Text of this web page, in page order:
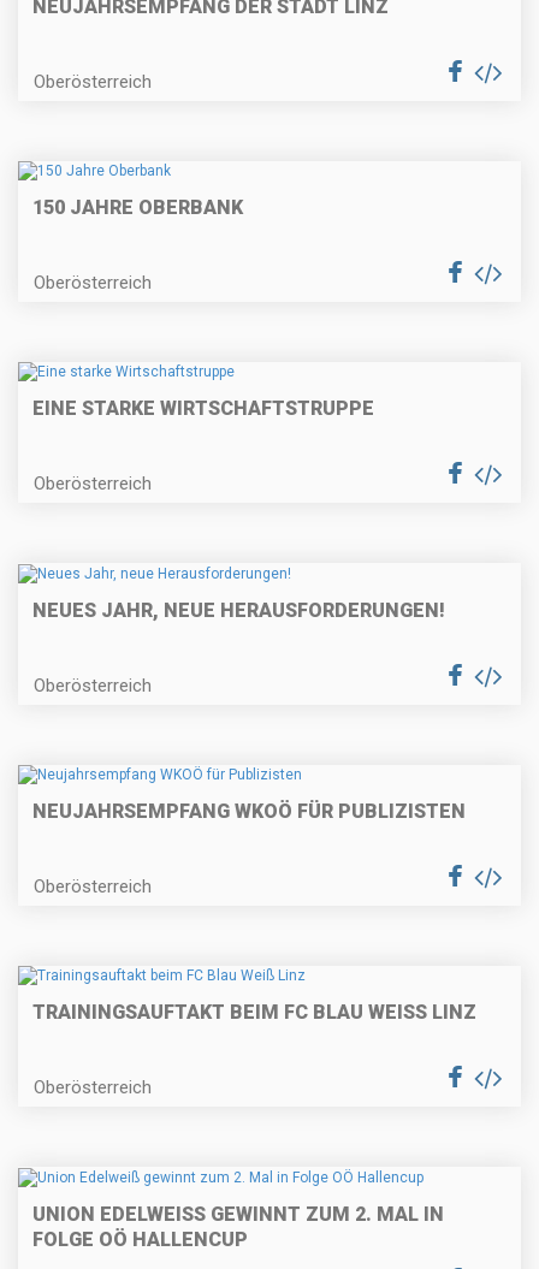
NEUJAHRSEMPFANG DER STADT LINZ
Oberösterreich
150 JAHRE OBERBANK
Oberösterreich
EINE STARKE WIRTSCHAFTSTRUPPE
Oberösterreich
NEUES JAHR, NEUE HERAUSFORDERUNGEN!
Oberösterreich
NEUJAHRSEMPFANG WKOÖ FÜR PUBLIZISTEN
Oberösterreich
TRAININGSAUFTAKT BEIM FC BLAU WEISS LINZ
Oberösterreich
UNION EDELWEISS GEWINNT ZUM 2. MAL IN F
OLGE OÖ HALLENCUP